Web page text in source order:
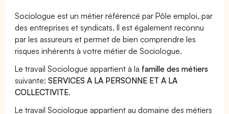
Sociologue est un métier référencé par Pôle emploi, par
des entreprises et syndicats. Il est également reconnu
par les assureurs et permet de bien comprendre les
risques inhérents à votre métier de Sociologue.
Le travail Sociologue appartient à la famille des métiers
suivante:SERVICES A LA PERSONNE ET A LA
COLLECTIVITE.
Le travail Sociologue appartient au domaine des métiers